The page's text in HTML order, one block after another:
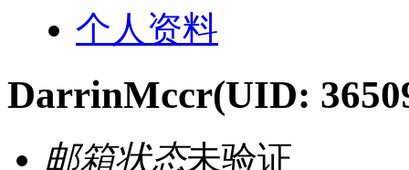
个人资料
DarrinMccr(UID:
邮箱状态未验证